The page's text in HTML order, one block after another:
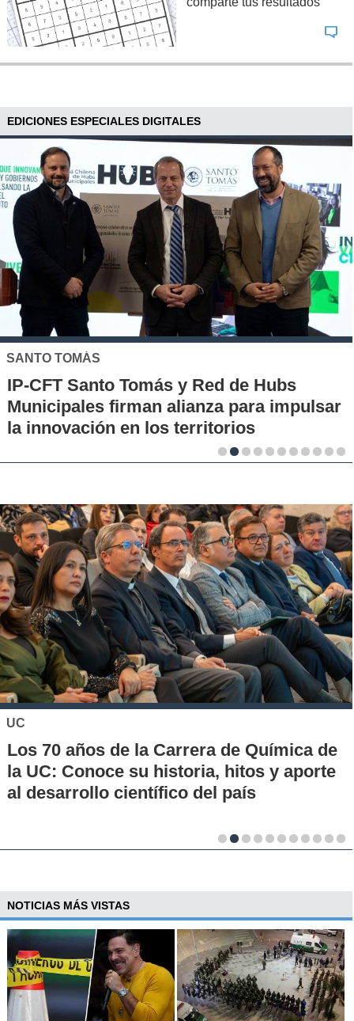
EDICIONES ESPECIALES DIGITALES
SANTO TOMÁS
IP-CFT Santo Tomás y Red de Hubs
Municipales firman alianza para impulsar
la innovación en los territorios
UC
Los 70 años de la Carrera de Química de
la UC: Conoce su historia, hitos y aporte
al desarrollo científico del país
NOTICIAS MÁS VISTAS